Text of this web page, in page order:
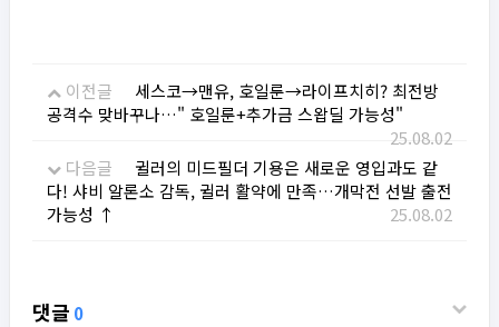
이전글
세스코→맨유, 호일룬→라이프치히? 최전방
공격수 맞바꾸나…" 호일룬+추가금 스왑딜 가능성"
25.08.02
다음글
귈러의 미드필더 기용은 새로운 영입과도 같
다! 샤비 알론소 감독, 귈러 활약에 만족…개막전 선발 출전
가능성 ↑
25.08.02
댓글 0